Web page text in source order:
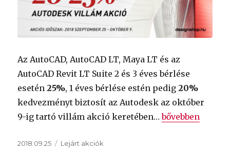
Az AutoCAD, AutoCAD LT, Maya LT és az
AutoCAD Revit LT Suite 2 és 3 éves bérlése
esetén25%, 1 éves bérlése estén pedig20%
kedvezményt biztosít az Autodesk az október
9-ig tartó villám akció keretében…„AutoCAD,
bővebben
Közzétéve
2018.09.25 Kategória
Lejárt akciók